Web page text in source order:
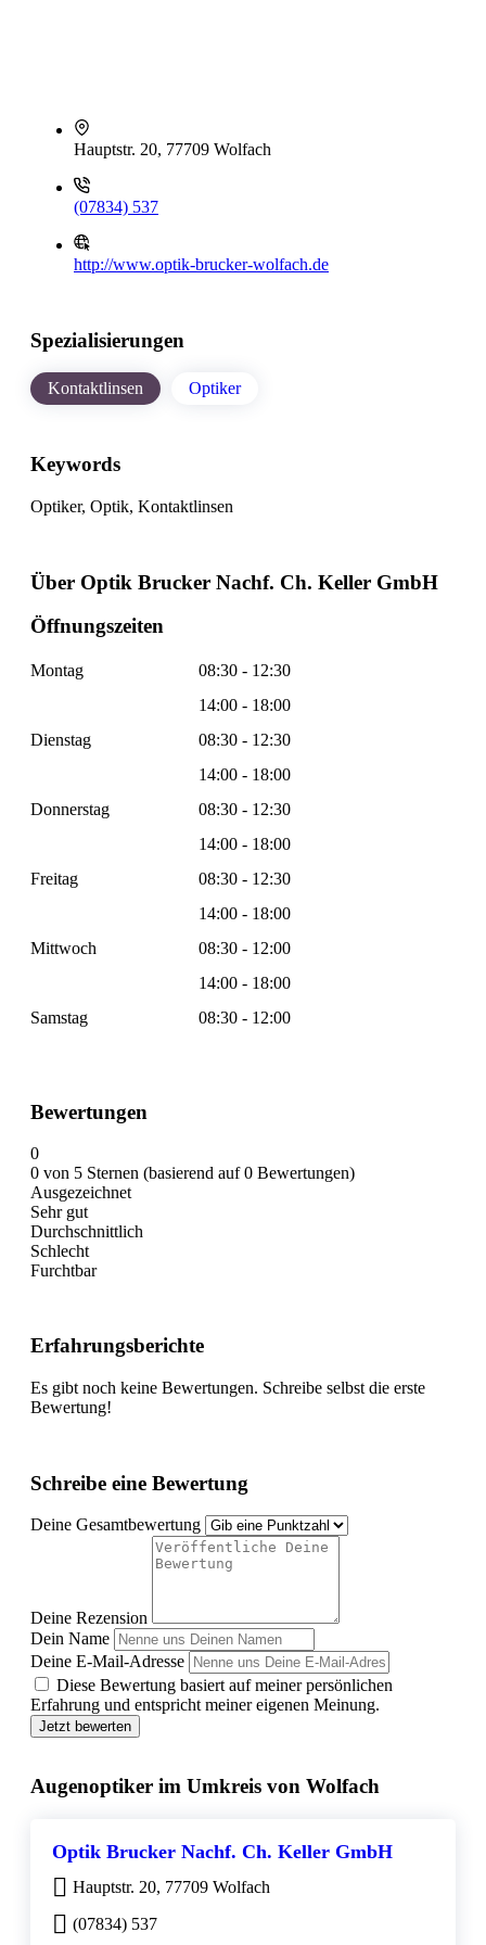
Hauptstr. 20, 77709 Wolfach
(07834) 537
http://www.optik-brucker-wolfach.de
Spezialisierungen
Kontaktlinsen Optiker
Keywords
Optiker, Optik, Kontaktlinsen
Über Optik Brucker Nachf. Ch. Keller GmbH
Öffnungszeiten
Montag
08:30 - 12:30
14:00 - 18:00
Dienstag
08:30 - 12:30
14:00 - 18:00
Donnerstag
08:30 - 12:30
14:00 - 18:00
Freitag
08:30 - 12:30
14:00 - 18:00
Mittwoch
08:30 - 12:00
14:00 - 18:00
Samstag
08:30 - 12:00
Bewertungen
0
0 von 5 Sternen (basierend auf 0 Bewertungen)
Ausgezeichnet
Sehr gut
Durchschnittlich
Schlecht
Furchtbar
Erfahrungsberichte
Es gibt noch keine Bewertungen. Schreibe selbst die erste
Bewertung!
Schreibe eine Bewertung
Deine Gesamtbewertung
Deine Rezension
Dein Name
Deine E-Mail-Adresse
Diese Bewertung basiert auf meiner persönlichen
Erfahrung und entspricht meiner eigenen Meinung.
Jetzt bewerten
Augenoptiker im Umkreis von Wolfach
Optik Brucker Nachf. Ch. Keller GmbH
Hauptstr. 20, 77709 Wolfach
(07834) 537